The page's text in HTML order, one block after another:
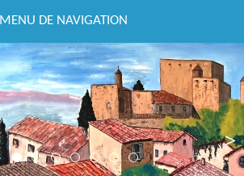
MENU DE NAVIGATION
Next